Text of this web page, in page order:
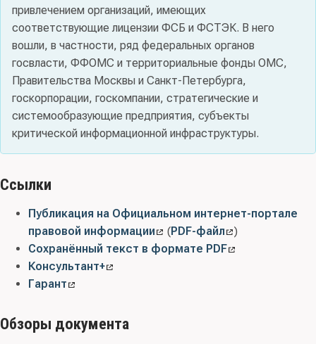
привлечением организаций, имеющих
соответствующие лицензии ФСБ и ФСТЭК. В него
вошли, в частности, ряд федеральных органов
госвласти, ФФОМС и территориальные фонды ОМС,
Правительства Москвы и Санкт-Петербурга,
госкорпорации, госкомпании, стратегические и
системообразующие предприятия, субъекты
критической информационной инфраструктуры.
Ссылки
Публикация на Официальном интернет-портале
правовой информации
(PDF-файл
)
Сохранённый текст в формате PDF
Консультант+
Гарант
Обзоры документа